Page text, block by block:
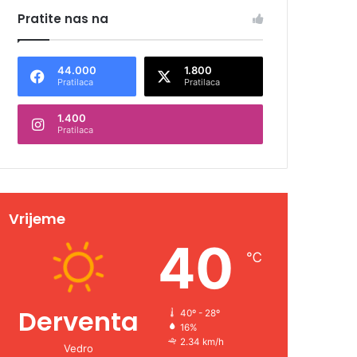
Pratite nas na
44.000
Pratilaca
1.800
Pratilaca
1.400
Pratilaca
Vrijeme
Derventa
Vedro
40 ℃
40º - 28º
16%
2.34 km/h